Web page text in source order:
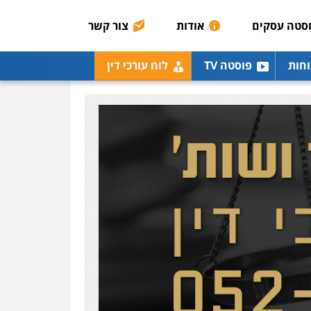
עסקים אודות צור קשר
פוסטה TV לוח עורכי דין
מחיקת כתבות מגוגל
ודחיקת אזכורים שליליים
דין
0522508109
אחסון אתרים
תמיכה
לעורכי דין
שירותים מקצועיים לעורכי
מאיה בלום, עו"ס,
טיפול ושיקום